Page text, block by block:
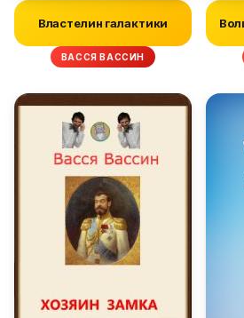
Властелин галактики
ВАССЯ ВАССИН